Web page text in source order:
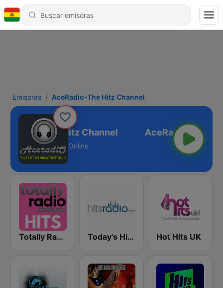
Emisoras AceRadio-The Hitz Channel
The Hitz Channel
Online
Totally Radio Hits Today's Hits Radio Hot Hits UK